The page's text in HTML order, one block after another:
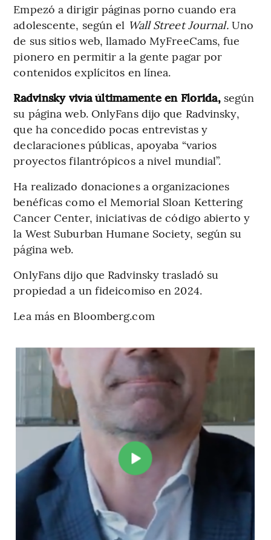
Empezó a dirigir páginas porno cuando era
adolescente, según el Wall Street Journal.Uno
de sus sitios web, llamado MyFreeCams, fue
pionero en permitir a la gente pagar por
contenidos explícitos en línea.
Radvinsky vivía últimamente en Florida, según
su página web. OnlyFans dijo que Radvinsky,
que ha concedido pocas entrevistas y
declaraciones públicas, apoyaba “varios
proyectos filantrópicos a nivel mundial”.
Ha realizado donaciones a organizaciones
benéficas como el Memorial Sloan Kettering
Cancer Center, iniciativas de código abierto y
la West Suburban Humane Society, según su
página web.
OnlyFans dijo que Radvinsky trasladó su
propiedad a un fideicomiso en 2024.
Lea más en Bloomberg.com